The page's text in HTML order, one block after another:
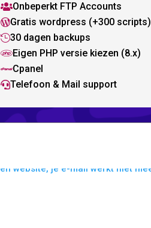
Onbeperkt FTP Accounts
Gratis wordpress (+300 scripts)
30 dagen backups
Eigen PHP versie kiezen (8.x)
Cpanel
Telefoon & Mail support